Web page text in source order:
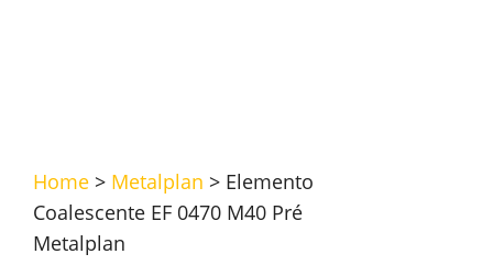
Home > Metalplan > Elemento
Coalescente EF 0470 M40 Pré
Metalplan